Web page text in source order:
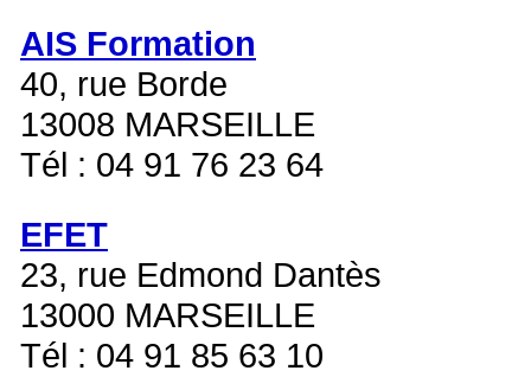
AIS Formation
40, rue Borde
13008 MARSEILLE
Tél : 04 91 76 23 64
EFET
23, rue Edmond Dantès
13000 MARSEILLE
Tél : 04 91 85 63 10